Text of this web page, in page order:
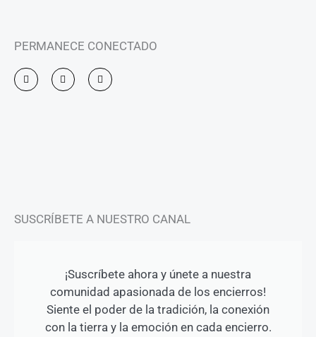
PERMANECE CONECTADO
I
n
s
F
a
c
Y
o
u
SUSCRÍBETE A NUESTRO CANAL
¡Suscríbete ahora y únete a nuestra
comunidad apasionada de los encierros!
Siente el poder de la tradición, la conexión
con la tierra y la emoción en cada encierro.